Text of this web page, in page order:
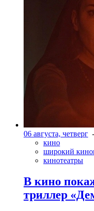
06 августа, четверг -
кино
широкий
кинотеатры
В кино
триллер